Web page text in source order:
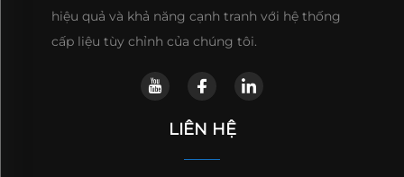
hiệu quả và khả năng cạnh tranh với hệ thống
cấp liệu tùy chỉnh của chúng tôi.
LIÊN HỆ